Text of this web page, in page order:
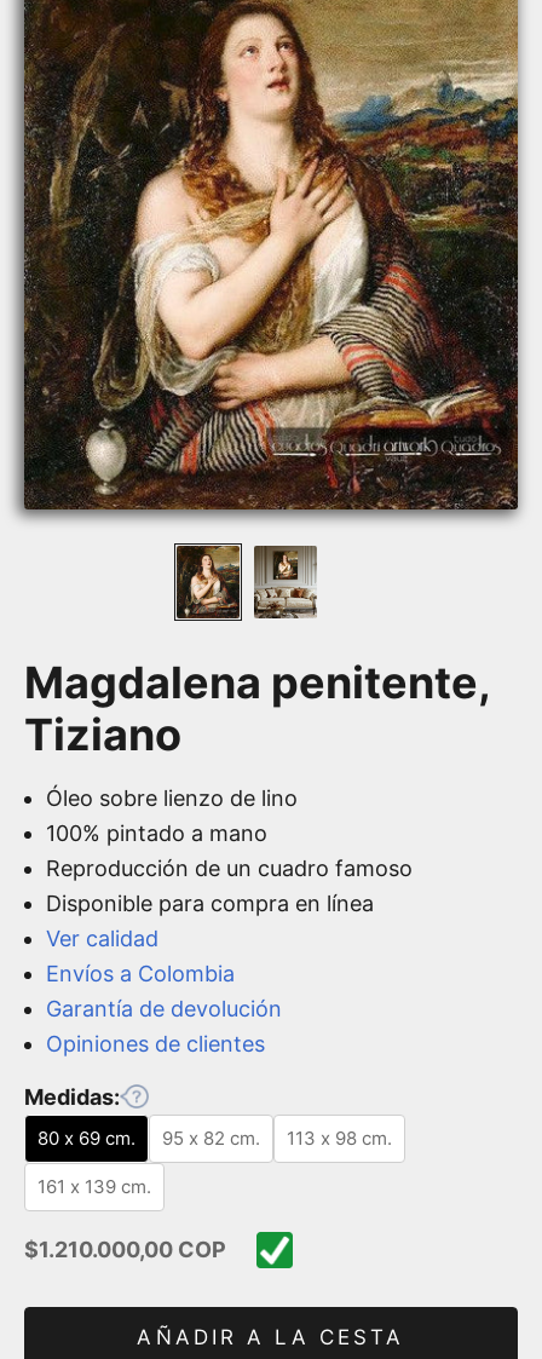
Magdalena penitente,
Tiziano
Óleo sobre lienzo de lino
100% pintado a mano
Reproducción de un cuadro famoso
Disponible para compra en línea
Ver calidad
Envíos a Colombia
Garantía de devolución
Opiniones de clientes
Medidas:
80 x 69 cm. 95 x 82 cm. 113 x 98 cm.
161 x 139 cm.
Precio de oferta
$1.210.000,00 COP
AÑADIR A LA CESTA